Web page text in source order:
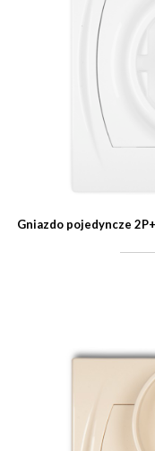
Gniazdo pojedyncze